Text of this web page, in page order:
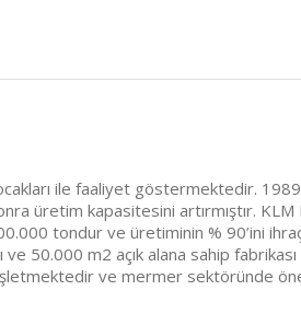
ile faaliyet göstermektedir.
üretim kapasitesini artırmıştır. KLM
tondur ve üretiminin % 90’ini
50.000 m2 açık alana sahip
ve mermer sektöründe